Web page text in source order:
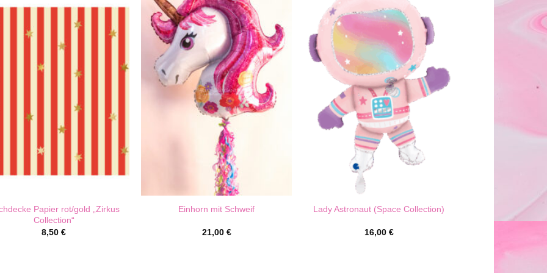
Papier rot/gold „Zirkus
Collection“
8,50€
Einhorn mit Schweif
21,00 €
Lady Astronaut (Space Collection)
16,00 €